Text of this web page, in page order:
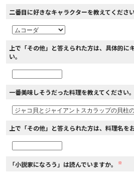
二番目に好きなキャラクターを教えてください
上で「その他」と答えられた方は、具体的に
い。
一番美味しそうだった料理を教えてください。
上で「その他」と答えられた方は、料理名を
「小説家になろう」は読んでいますか。 ※